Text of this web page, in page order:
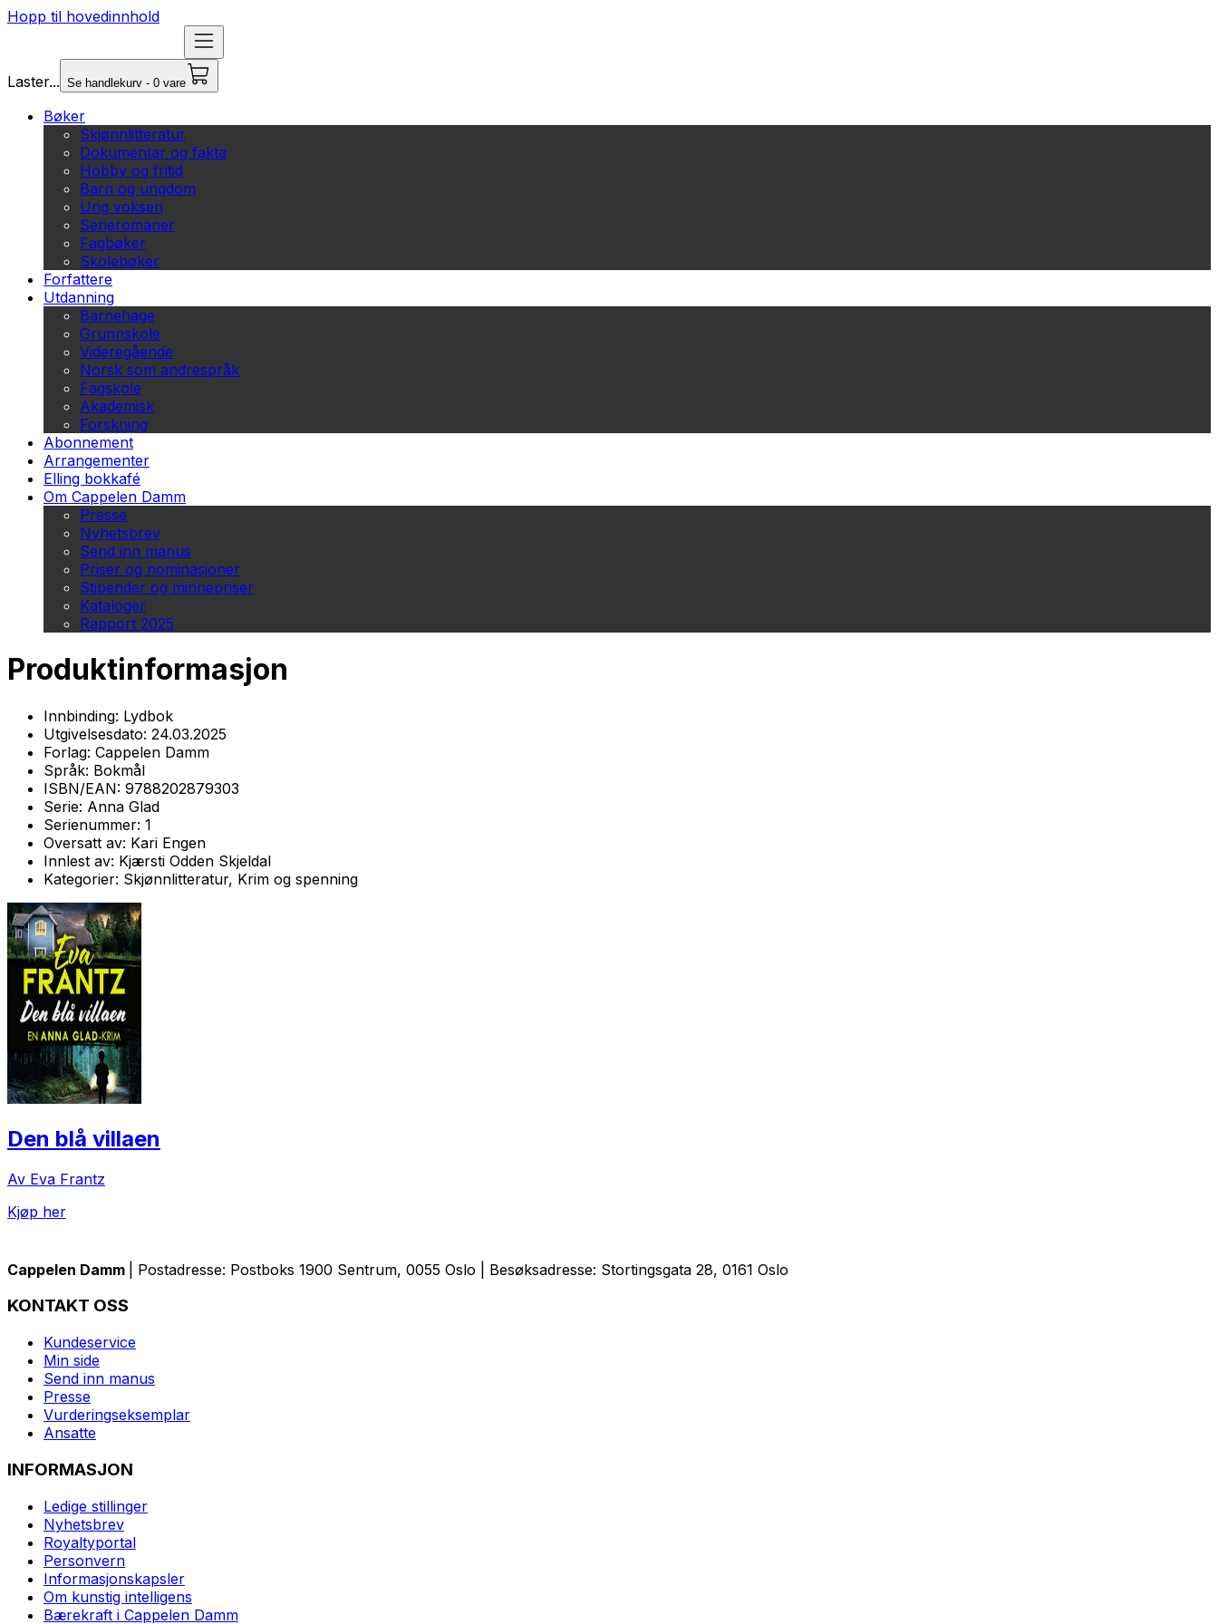
Hopp til hovedinnhold
Laster... Se handlekurv - 0 vare
Bøker
Skjønnlitteratur
Dokumentar og fakta
Hobby og fritid
Barn og ungdom
Ung voksen
Serieromaner
Fagbøker
Skolebøker
Forfattere
Utdanning
Barnehage
Grunnskole
Videregående
Norsk som andrespråk
Fagskole
Akademisk
Forskning
Abonnement
Arrangementer
Elling bokkafé
Om Cappelen Damm
Presse
Nyhetsbrev
Send inn manus
Priser og nominasjoner
Stipender og minnepriser
Kataloger
Rapport 2025
Produktinformasjon
Innbinding: Lydbok
Utgivelsesdato: 24.03.2025
Forlag: Cappelen Damm
Språk: Bokmål
ISBN/EAN: 9788202879303
Serie: Anna Glad
Serienummer: 1
Oversatt av: Kari Engen
Innlest av: Kjærsti Odden Skjeldal
Kategorier: Skjønnlitteratur, Krim og spenning
Den blå villaen
Av Eva Frantz
Kjøp her
Cappelen Damm | Postadresse: Postboks 1900 Sentrum, 0055 Oslo | Besøksadresse: Stortingsgata 28, 0161 Oslo
KONTAKT OSS
Kundeservice
Min side
Send inn manus
Presse
Vurderingseksemplar
Ansatte
INFORMASJON
Ledige stillinger
Nyhetsbrev
Royaltyportal
Personvern
Informasjonskapsler
Om kunstig intelligens
Bærekraft i Cappelen Damm